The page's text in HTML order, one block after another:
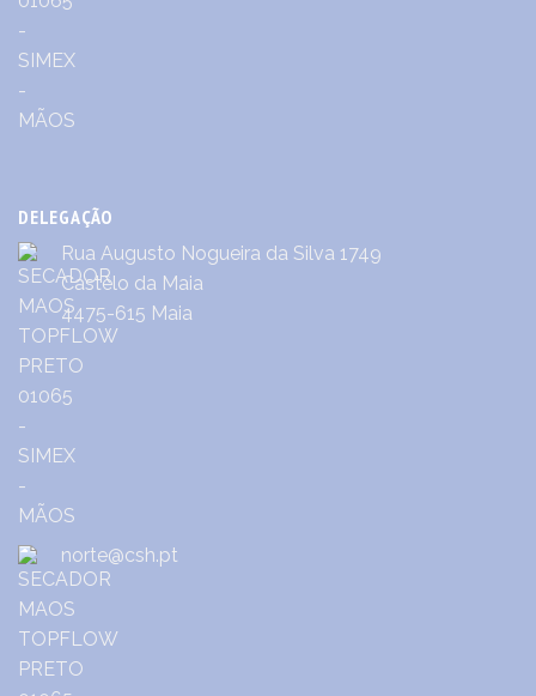
DELEGAÇÃO
Rua Augusto Nogueira da Silva 1749
Castêlo da Maia
4475-615 Maia
norte@csh.pt